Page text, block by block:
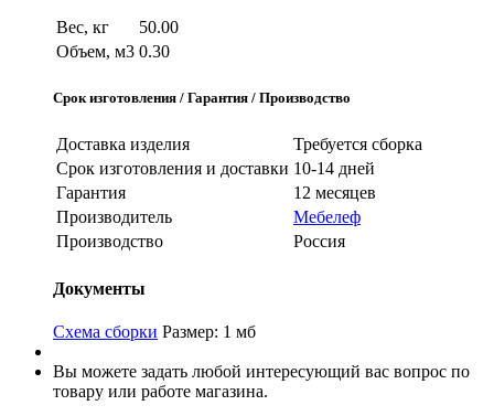
Вес, кг
50.00
Объем, м3 0.30
Срок изготовления / Гарантия / Производство
Доставка изделия
Требуется сборка
Срок изготовления и доставки 10-14 дней
Гарантия
12 месяцев
Производитель
Мебелеф
Производство
Россия
Документы
Схема сборки Размер: 1 мб
Вы можете задать любой интересующий вас вопрос по
товару или работе магазина.